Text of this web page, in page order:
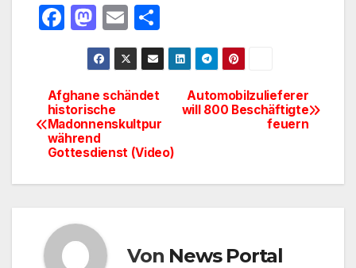
F
e
b
o
M
a
st
o
d
o
E
m
ail
ei
le
Beitragsnavigation
Automobilzulieferer
will 800 Beschäftigte
feuern
Afghane schändet
historische
Madonnenskultpur
während
Gottesdienst (Video)
Von News Portal